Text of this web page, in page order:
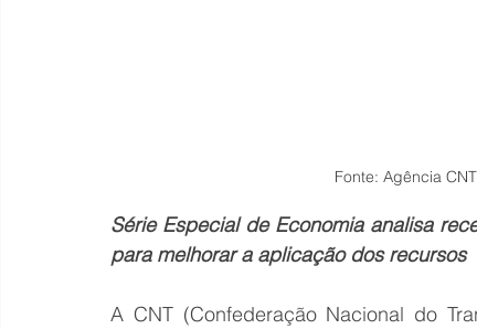
Fonte: Agência
Série Especial de Economia analisa
para melhorar a aplicação dos recursos
A CNT (Confederação Nacional do